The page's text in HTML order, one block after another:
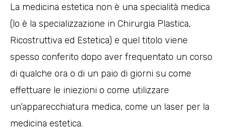
La medicina estetica non è una specialità medica
(lo è la specializzazione in Chirurgia Plastica,
Ricostruttiva ed Estetica) e quel titolo viene
spesso conferito dopo aver frequentato un corso
di qualche ora o di un paio di giorni su come
effettuare le iniezioni o come utilizzare
un’apparecchiatura medica, come un laser per la
medicina estetica.